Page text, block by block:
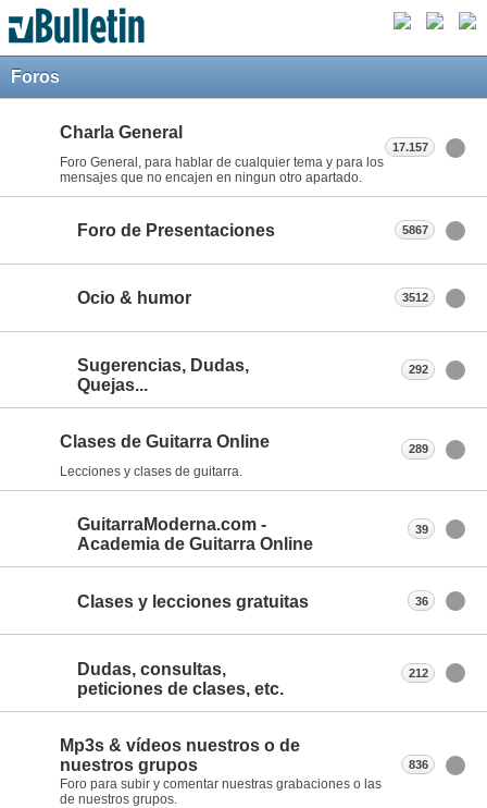
Foros
Charla General
Foro General, para hablar de cualquier tema y para los
mensajes que no encajen en ningun otro apartado.
17.157
Foro de Presentaciones 5867
Ocio & humor 3512
Sugerencias, Dudas,
Quejas...
292
Clases de Guitarra Online
Lecciones y clases de guitarra.
289
GuitarraModerna.com -
Academia de Guitarra Online
39
Clases y lecciones gratuitas 36
Dudas, consultas,
peticiones de clases, etc.
212
Mp3s & vídeos nuestros o de
nuestros grupos
Foro para subir y comentar nuestras grabaciones o las
de nuestros grupos.
836